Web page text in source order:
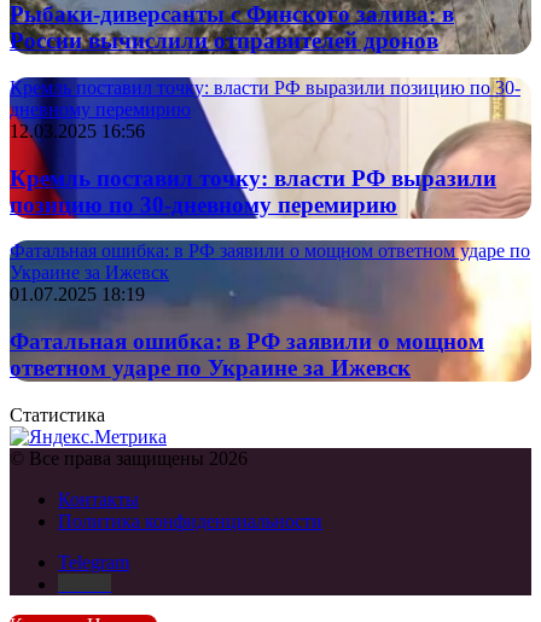
Рыбаки-диверсанты с Финского залива: в
России вычислили отправителей дронов
Кремль поставил точку: власти РФ выразили позицию по 30-
дневному перемирию
12.03.2025 16:56
Кремль поставил точку: власти РФ выразили
позицию по 30-дневному перемирию
Фатальная ошибка: в РФ заявили о мощном ответном ударе по
Украине за Ижевск
01.07.2025 18:19
Фатальная ошибка: в РФ заявили о мощном
ответном ударе по Украине за Ижевск
Статистика
© Все права защищены 2026
Контакты
Политика конфиденциальности
Telegram